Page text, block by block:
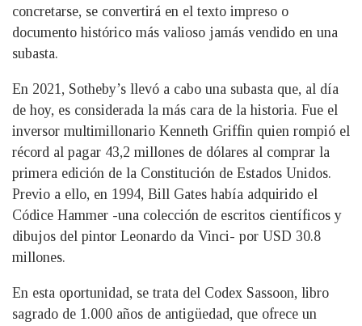
concretarse, se convertirá en el texto impreso o
documento histórico más valioso jamás vendido en una
subasta.
En 2021, Sotheby’s llevó a cabo una subasta que, al día
de hoy, es considerada la más cara de la historia. Fue el
inversor multimillonario Kenneth Griffin quien rompió el
récord al pagar 43,2 millones de dólares al comprar la
primera edición de la Constitución de Estados Unidos.
Previo a ello, en 1994, Bill Gates había adquirido el
Códice Hammer -una colección de escritos científicos y
dibujos del pintor Leonardo da Vinci- por USD 30.8
millones.
En esta oportunidad, se trata del Codex Sassoon, libro
sagrado de 1.000 años de antigüedad, que ofrece un